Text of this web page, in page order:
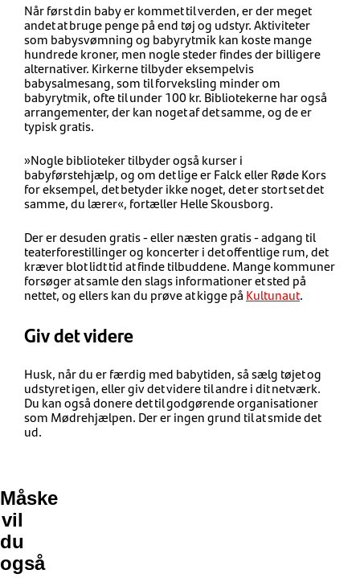
Når først din baby er kommet til verden, er der meget
andet at bruge penge på end tøj og udstyr. Aktiviteter
som babysvømning og babyrytmik kan koste mange
hundrede kroner, men nogle steder findes der billigere
alternativer. Kirkerne tilbyder eksempelvis
babysalmesang, som til forveksling minder om
babyrytmik, ofte til under 100 kr. Bibliotekerne har også
arrangementer, der kan noget af det samme, og de er
typisk gratis.
»Nogle biblioteker tilbyder også kurser i
babyførstehjælp, og om det lige er Falck eller Røde Kors
for eksempel, det betyder ikke noget, det er stort set det
samme, du lærer«, fortæller Helle Skousborg.
Der er desuden gratis - eller næsten gratis - adgang til
teaterforestillinger og koncerter i det offentlige rum, det
kræver blot lidt tid at finde tilbuddene. Mange kommuner
forsøger at samle den slags informationer et sted på
nettet, og ellers kan du prøve at kigge på Kultunaut.
Giv det videre
Husk, når du er færdig med babytiden, så sælg tøjet og
udstyret igen, eller giv det videre til andre i dit netværk.
Du kan også donere det til godgørende organisationer
som Mødrehjælpen. Der er ingen grund til at smide det
ud.
Måske
vil
du
også